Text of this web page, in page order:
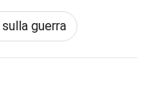
guerra